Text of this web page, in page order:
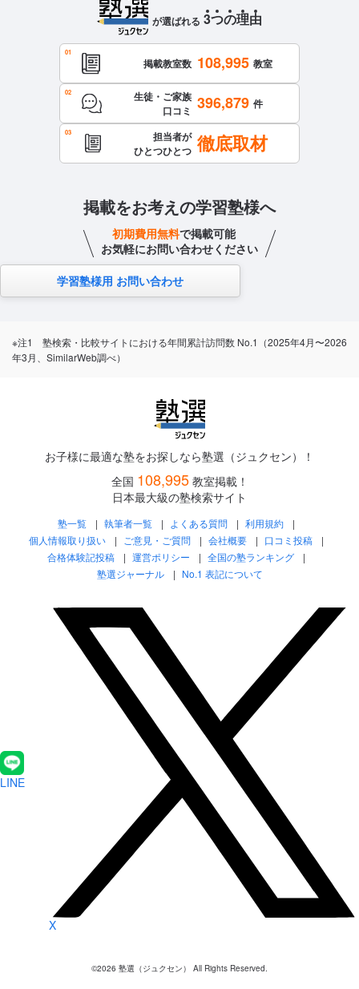
が選ばれる 3つの理由
掲載教室数 108,995 教室
生徒・ご家族
口コミ 396,879 件
担当者が
ひとつひとつ 徹底取材
掲載をお考えの学習塾様へ
初期費用無料で掲載可能
お気軽にお問い合わせください
学習塾様用 お問い合わせ
※注1 塾検索・比較サイトにおける年間累計訪問数 No.1（2025年4月〜2026
年3月、SimilarWeb調べ）
お子様に最適な塾をお探しなら塾選（ジュクセン）！
全国 108,995 教室掲載！
日本最大級の塾検索サイト
塾一覧 執筆者一覧 よくある質問
利用規約
個人情報取り扱い
ご意見・ご質問 会社概要
口コミ投稿
合格体験記投稿
運営ポリシー
全国の塾ランキング
塾選ジャーナル
No.1 表記について
LINE
X
©2026 塾選（ジュクセン） All Rights Reserved.